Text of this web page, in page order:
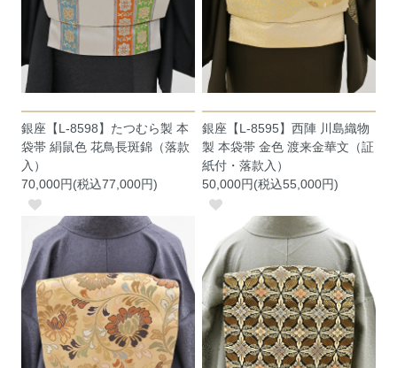
銀座【L-8598】たつむら製 本
袋帯 絹鼠色 花鳥長斑錦（落款
入）
70,000円(税込77,000円)
銀座【L-8595】西陣 川島織物
製 本袋帯 金色 渡来金華文（証
紙付・落款入）
50,000円(税込55,000円)